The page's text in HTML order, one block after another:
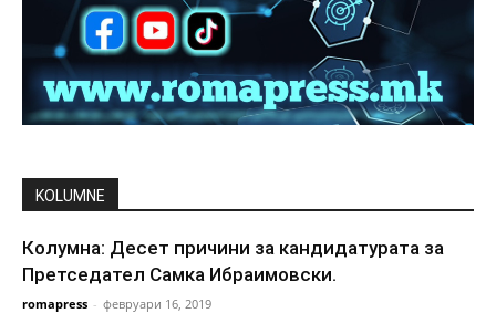
KOLUMNE
Колумна: Десет причини за кандидатурата за
Претседател Самка Ибраимовски.
romapress - февруари 16, 2019